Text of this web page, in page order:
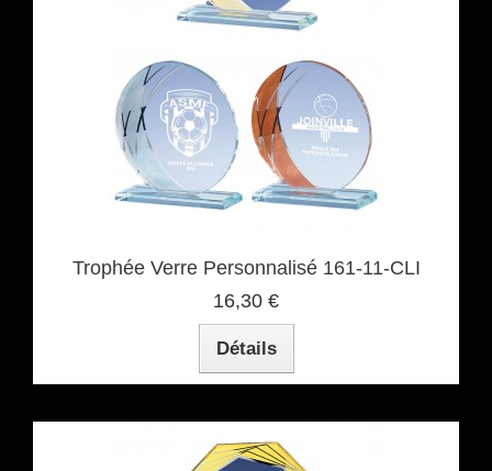
Trophée Verre Personnalisé 161-11-CLI
16,30 €
Détails